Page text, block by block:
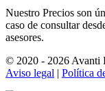
Nuestro Precios son
caso de consultar
asesores.
© 2020 - 2026 Avanti
Aviso legal | Política